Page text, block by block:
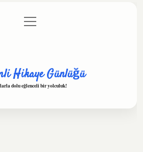
Gizlilik Politikası
menüyü
aç
Hikaye Günlüğü
dolu eğlenceli bir yolculuk!